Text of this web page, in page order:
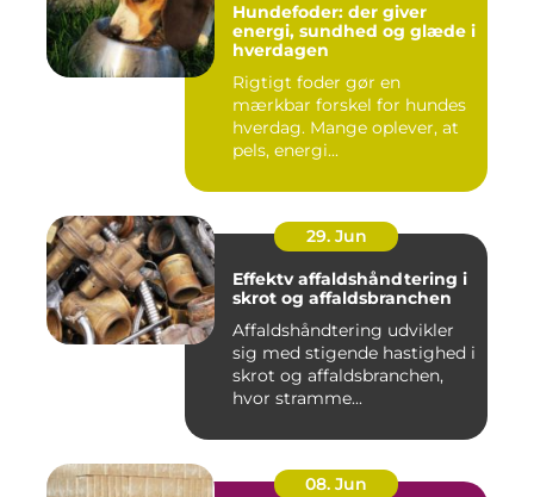
Hundefoder: der giver
energi, sundhed og glæde i
hverdagen
Rigtigt foder gør en
mærkbar forskel for hundes
hverdag. Mange oplever, at
pels, energi...
29. Jun
Effektv affaldshåndtering i
skrot og affaldsbranchen
Affaldshåndtering udvikler
sig med stigende hastighed i
skrot og affaldsbranchen,
hvor stramme...
08. Jun